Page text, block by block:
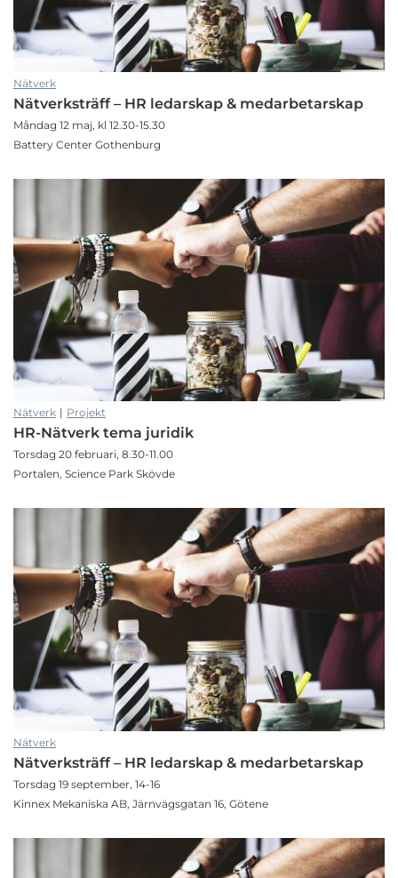
Nätverk
Nätverksträff – HR ledarskap & medarbetarskap
Måndag 12 maj, kl 12.30-15.30
Battery Center Gothenburg
Nätverk | Projekt
HR-Nätverk tema juridik
Torsdag 20 februari, 8.30-11.00
Portalen, Science Park Skövde
Nätverk
Nätverksträff – HR ledarskap & medarbetarskap
Torsdag 19 september, 14-16
Kinnex Mekaniska AB, Järnvägsgatan 16, Götene